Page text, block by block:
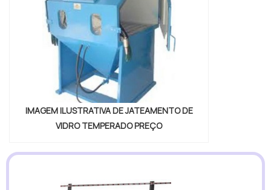
IMAGEM ILUSTRATIVA DE JATEAMENTO DE
VIDRO TEMPERADO PREÇO